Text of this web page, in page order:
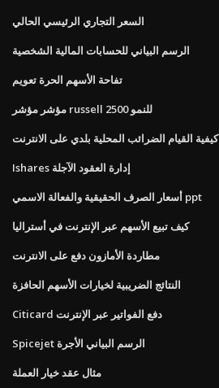
السعر التجاري الرئيسي الحالي
الرسم البياني للحسابات المالية الشخصية
تفاحة الأسهم الحرة تعويم
مؤشر مؤشر russell 2500 للنمو
كيفية القيام الضرائب المحلية بلدي على الانترنت
Ishares إدارة العقود الآجلة
أسعار الصرف الحقيقية والفعالة الاسمي ppt
كيف تبيع الأسهم عبر الإنترنت في أستراليا
مطاردة الأمازون دفع على الانترنت
النتائج الضريبية لخيارات الأسهم الحافزة
Citicard دفع الفواتير عبر الإنترنت
Spicejet الرسم البياني الأجرة
مثال عقد خيار العملة